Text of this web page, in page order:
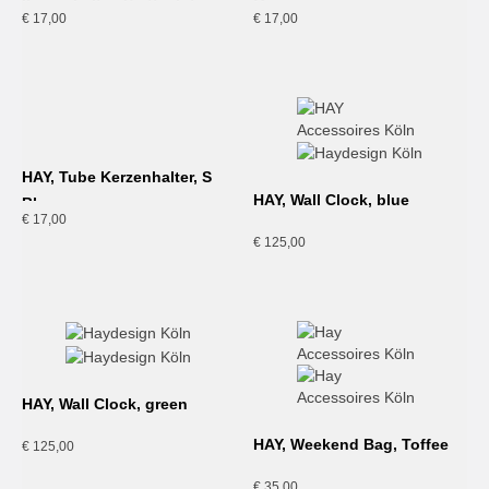
€ 17,00 € 17,00
HAY, Tube Kerzenhalter, S
Blau
€ 17,00
HAY, Wall Clock, blue
€ 125,00
HAY, Wall Clock, green
€ 125,00 HAY, Weekend Bag, Toffee